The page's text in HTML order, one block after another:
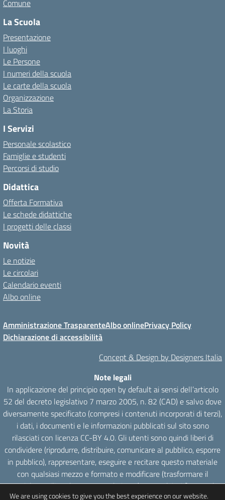
Comune
La Scuola
Presentazione
I luoghi
Le Persone
I numeri della scuola
Le carte della scuola
Organizzazione
La Storia
I Servizi
Personale scolastico
Famiglie e studenti
Percorsi di studio
Didattica
Offerta Formativa
Le schede didattiche
I progetti delle classi
Novità
Le notizie
Le circolari
Calendario eventi
Albo online
Amministrazione TrasparenteAlbo onlinePrivacy Policy
Dichiarazione di accessibilità
Concept & Design by Designers Italia
Note legali
In applicazione del principio open by default ai sensi dell’articolo
52 del decreto legislativo 7 marzo 2005, n. 82 (CAD) e salvo dove
diversamente specificato (compresi i contenuti incorporati di terzi),
i dati, i documenti e le informazioni pubblicati sul sito sono
rilasciati con licenza CC-BY 4.0. Gli utenti sono quindi liberi di
condividere (riprodurre, distribuire, comunicare al pubblico, esporre
in pubblico), rappresentare, eseguire e recitare questo materiale
con qualsiasi mezzo e formato e modificare (trasformare il
materiale e utilizzarlo per opere derivate) per qualsiasi fine, anche
We are using cookies to give you the best experience on our website.